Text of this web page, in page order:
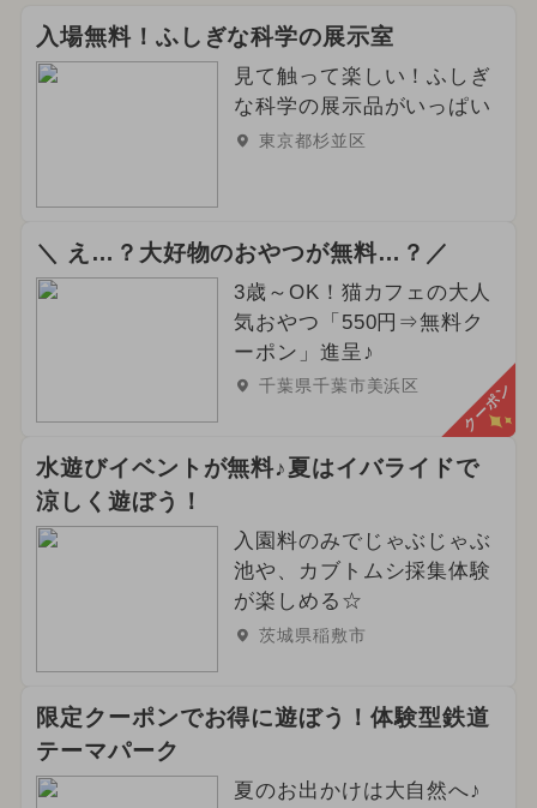
入場無料！ふしぎな科学の展示室
見て触って楽しい！ふしぎ
な科学の展示品がいっぱい
東京都杉並区
＼ え…？大好物のおやつが無料…？／
3歳～OK！猫カフェの大人
気おやつ「550円⇒無料ク
ーポン」進呈♪
千葉県千葉市美浜区 クーポン
水遊びイベントが無料♪夏はイバライドで
涼しく遊ぼう！
入園料のみでじゃぶじゃぶ
池や、カブトムシ採集体験
が楽しめる☆
茨城県稲敷市
限定クーポンでお得に遊ぼう！体験型鉄道
テーマパーク
夏のお出かけは大自然へ♪